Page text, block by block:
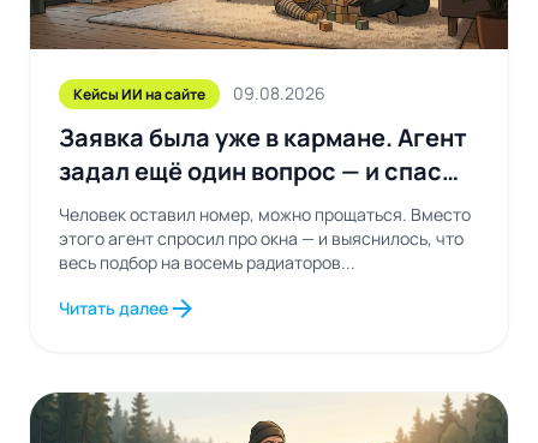
Кейсы ИИ на сайте 09.08.2026
Заявка была уже в кармане. Агент
задал ещё один вопрос — и спас
заказ
Человек оставил номер, можно прощаться. Вместо
этого агент спросил про окна — и выяснилось, что
весь подбор на восемь радиаторов...
Читать далее arrow_forward